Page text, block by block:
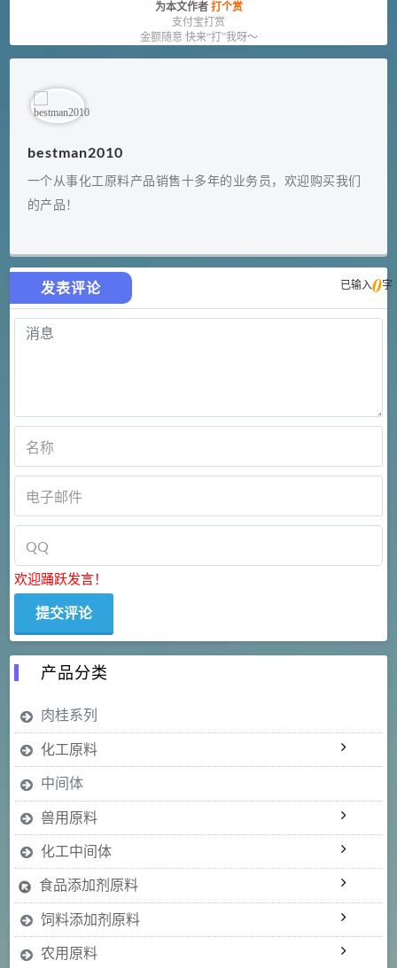
为本文作者 打个赏
支付宝打赏
金额随意 快来“打”我呀～
bestman2010
一个从事化工原料产品销售十多年的业务员，欢迎购买我们
的产品！
发表评论 已输入0字
欢迎踊跃发言！
产品分类
肉桂系列
化工原料
中间体
兽用原料
化工中间体
食品添加剂原料
饲料添加剂原料
农用原料